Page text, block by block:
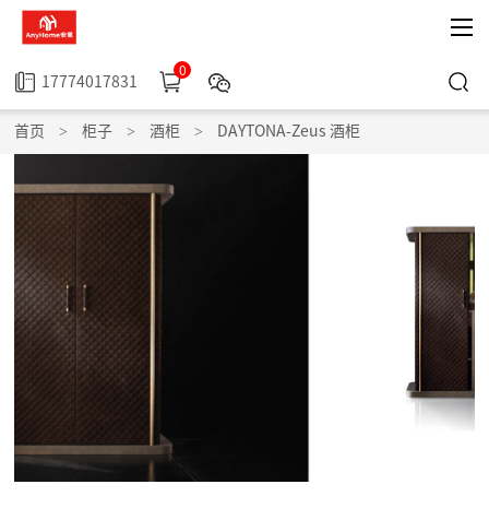
17774017831
0
首页 > 柜子 > 酒柜 > DAYTONA-Zeus 酒柜